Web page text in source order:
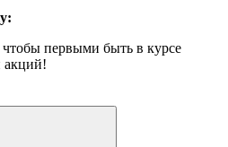
первыми быть в курсе
акций!